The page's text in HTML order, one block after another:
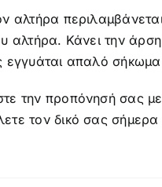
αλτήρα
αλτήρα. Κάνει την
εγγυάται απαλό
την προπόνησή σας
τον δικό σας